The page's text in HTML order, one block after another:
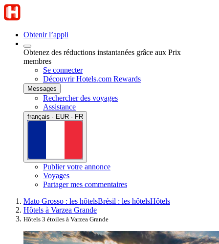
Obtenir l’appli
Obtenez des réductions instantanées grâce aux Prix
membres
Se connecter
Découvrir Hotels.com Rewards
Messages
Rechercher des voyages
Assistance
français · EUR · FR
Publier votre annonce
Voyages
Partager mes commentaires
Mato Grosso : les hôtelsBrésil : les hôtelsHôtels
Hôtels à Varzea Grande
Hôtels 3 étoiles à Varzea Grande